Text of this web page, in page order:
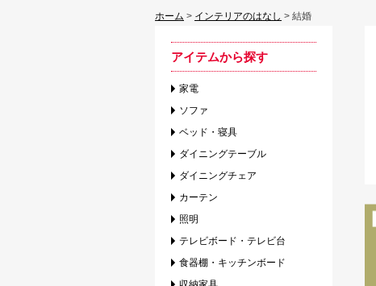
ホーム > インテリアのはなし > 結婚
アイテムから探す
家電
ソファ
ベッド・寝具
ダイニングテーブル
ダイニングチェア
カーテン
照明
テレビボード・テレビ台
食器棚・キッチンボード